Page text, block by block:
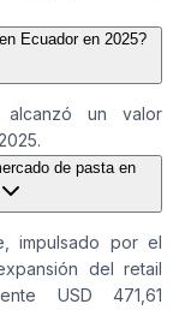
Ecuador en 2025?
un valor
de pasta en
impulsado por el
del retail
USD 471,61